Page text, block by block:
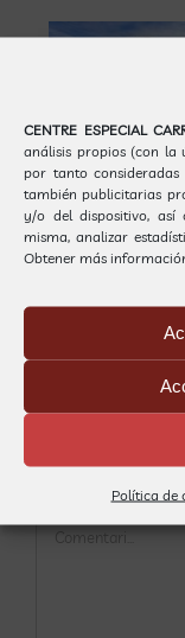
CENTRE ESPECIAL
análisis propios (con la
por tanto
también publicitarias
y/o del dispositivo, así
misma, analizar
Obtener más
Política de
Deixeu
Comentari